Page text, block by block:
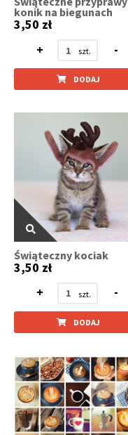
konik na biegunach
3,50 zł
+
-
DODAJ
Świąteczny kociak
3,50 zł
+
-
DODAJ